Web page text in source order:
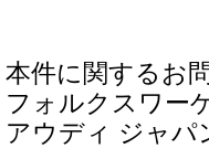
本件に関するお
フォルクスワー
アウディ ジャパ